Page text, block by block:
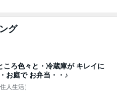
老人ブログ
行先で注意【愛犬家の為のクソ
から愛犬を守る対策】
グ✨美肌で開運✨銀座ママが作った